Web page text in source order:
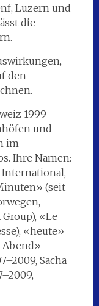
Luzern und
die
den
1999
und
im
Ihre Namen:
(seit
«Le
«heute»
Abend»
Sacha